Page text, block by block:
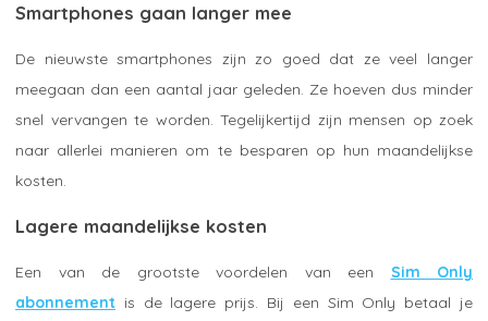
Smartphones gaan langer mee
De nieuwste smartphones zijn zo goed dat ze veel langer
meegaan dan een aantal jaar geleden. Ze hoeven dus minder
snel vervangen te worden. Tegelijkertijd zijn mensen op zoek
naar allerlei manieren om te besparen op hun maandelijkse
kosten.
Lagere maandelijkse kosten
Een van de grootste voordelen van een Sim Only
abonnement is de lagere prijs. Bij een Sim Only betaal je